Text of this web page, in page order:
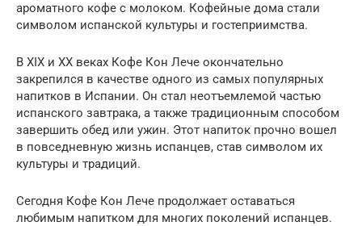
ароматного кофе с молоком. Кофейные дома стали
символом испанской культуры и гостеприимства.
В XIX и XX веках Кофе Кон Лече окончательно
закрепился в качестве одного из самых популярных
напитков в Испании. Он стал неотъемлемой частью
испанского завтрака, а также традиционным способом
завершить обед или ужин. Этот напиток прочно вошел
в повседневную жизнь испанцев, став символом их
культуры и традиций.
Сегодня Кофе Кон Лече продолжает оставаться
любимым напитком для многих поколений испанцев.